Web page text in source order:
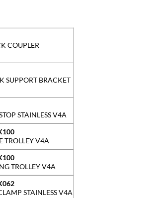
COUPLER
SUPPORT BRACKET
STAINLESS V4A
TROLLEY V4A
TROLLEY V4A
STAINLESS V4A